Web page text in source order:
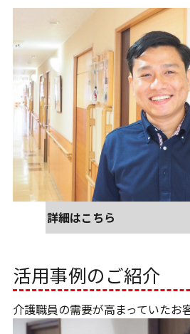
詳細はこちら
活用事例のご紹介
介護職員の需要が高まっていたお